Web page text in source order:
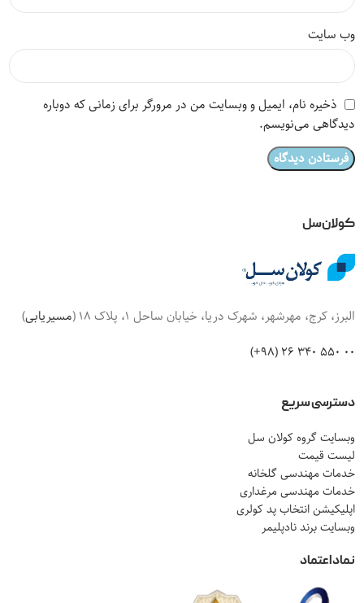
وب‌ سایت
ذخیره نام، ایمیل و وبسایت من در مرورگر برای زمانی که دوباره
دیدگاهی می‌نویسم.
کولان‌سل
البرز، کرج، مهرشهر، شهرک دریا، خیابان ساحل 1، پلاک 18 ( مسیریابی)
00 550 340 26 (98+)
دسترسی سریع
وبسایت گروه کولان سل
لیست قیمت
خدمات مهندسی گلخانه
خدمات مهندسی مرغداری
اپلیکیشن انتخاب پد کولری
وبسایت برند نادپلیمر
نماد اعتماد